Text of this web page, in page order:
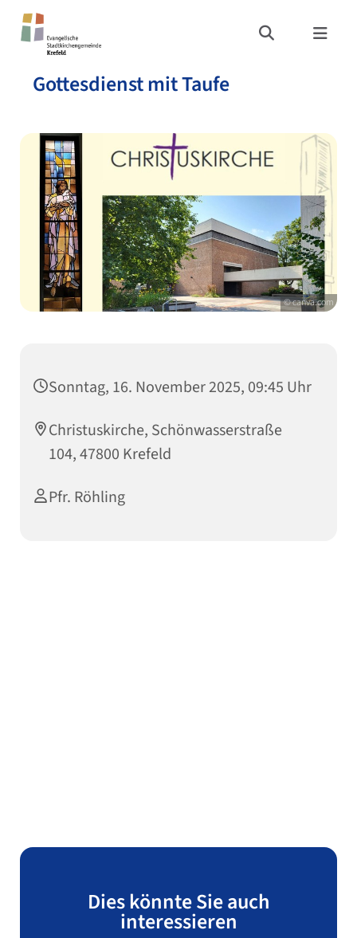
Gottesdienst mit Taufe
© canva.com
Sonntag, 16. November 2025, 09:45 Uhr
Christuskirche, Schönwasserstraße
104, 47800 Krefeld
Pfr. Röhling
Dies könnte Sie auch
interessieren